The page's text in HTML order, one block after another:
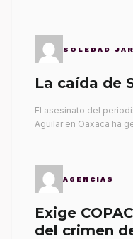
SOLEDAD
La caída de
El asesinato del
Aguilar en Oaxaca ha
AGENCIAS
Exige
del crimen